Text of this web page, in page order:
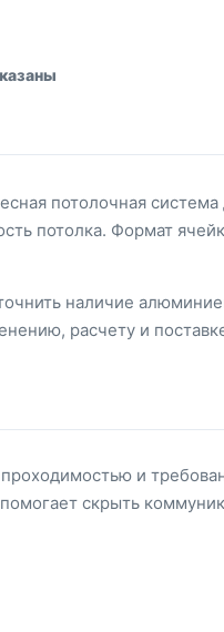
потолочная
потолка. Формат
наличие
расчету и
и
скрыть